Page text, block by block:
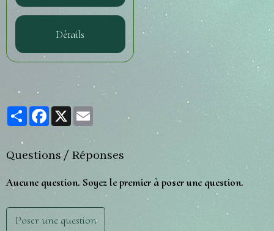
Détails
PartagerFacebook
X
Questions / Réponses
Aucune question. Soyez le premier à poser une question.
Poser une question